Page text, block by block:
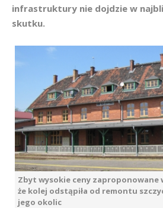
infrastruktury nie dojdzie w
skutku.
Zbyt wysokie ceny zaproponowane
że kolej odstąpiła od remontu
jego okolic